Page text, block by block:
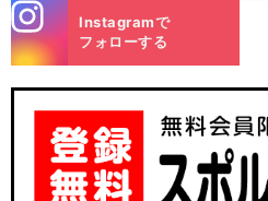
m
Instagramで
フォローする